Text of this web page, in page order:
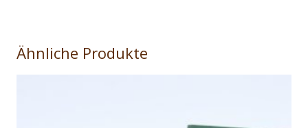
Ähnliche Produkte